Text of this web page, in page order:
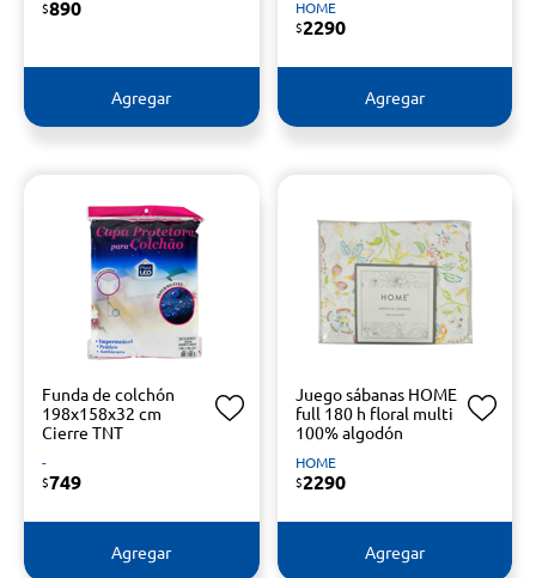
$890
Agregar
HOME
$2290
Agregar
Funda de colchón
198x158x32 cm
Cierre TNT
-
$749
Agregar
Juego sábanas HOME
full 180 h floral multi
100% algodón
HOME
$2290
Agregar